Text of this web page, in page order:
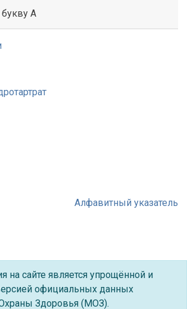
А
Алфавитный указатель
на сайте является упрощённой и
официальных данных
Здоровья (МОЗ).